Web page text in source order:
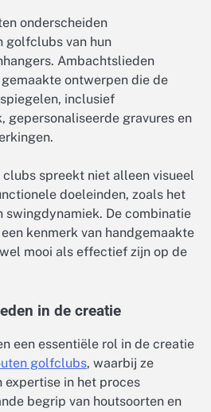
onderscheiden
golfclubs van hun
Ambachtslieden
ontwerpen die de
inclusief
gepersonaliseerde gravures en
clubs spreekt niet alleen visueel
doeleinden, zoals het
swingdynamiek. De combinatie
kenmerk van handgemaakte
mooi als effectief zijn op de
in de creatie
een essentiële rol in de creatie
golfclubs, waarbij ze
expertise in het proces
begrip van houtsoorten en